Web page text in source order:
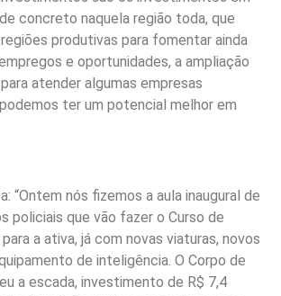
concreto naquela região toda, que
produtivas para fomentar ainda
e oportunidades, a ampliação
atender algumas empresas
ter um potencial melhor em
“Ontem nós fizemos a aula inaugural de
policiais que vão fazer o Curso de
a ativa, já com novas viaturas, novos
de inteligência. O Corpo de
a escada, investimento de R$ 7,4